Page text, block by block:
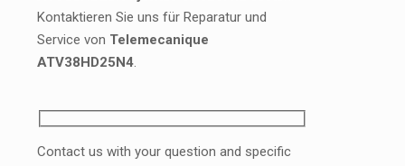
Kontaktieren Sie uns für Reparatur und
Service von Telemecanique
ATV38HD25N4.
Contact us with your question and specific